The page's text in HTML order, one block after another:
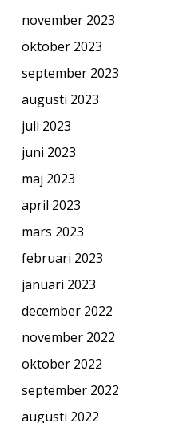
november 2023
oktober 2023
september 2023
augusti 2023
juli 2023
juni 2023
maj 2023
april 2023
mars 2023
februari 2023
januari 2023
december 2022
november 2022
oktober 2022
september 2022
augusti 2022